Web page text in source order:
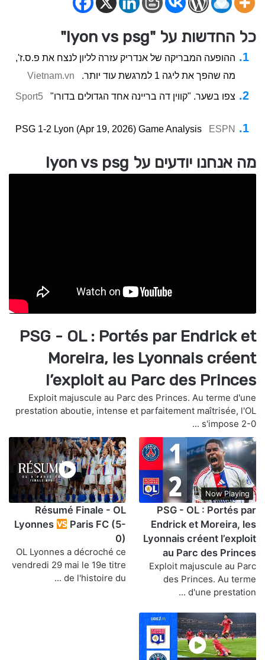
כל החדשות על "lyon vs psg"
ההופעה המבריקה של אנדריק עזרה לליון לנצח את פ.ס.ז',
מה שהפך את ליגה 1 למרגשת עוד יותר.
Vietnam.vn
צפו בשער. "קווין דה בריינה אחד הגדולים בדורו" Sport5
PSG 1-2 Lyon (Apr 19, 2026) Game Analysis ESPN
מה אנחנו יודעים על lyon vs psg
PSG - OL : Portés par Endrick et
Moreira, les Lyonnais créent
l’exploit au Parc des Princes
Exploit majuscule au Parc des Princes. Au terme d'une
prestation aboutie, intense et parfaitement maîtrisée, l'OL
s'impose 2-0 ...
Now Playing
PSG - OL : Portés par
Endrick et Moreira, les
Lyonnais créent l’exploit
au Parc des Princes
Exploit majuscule au Parc
des Princes. Au terme
d'une prestation ...
Résumé Finale - OL
Lyonnes
Paris FC (5-
0)
OL Lyonnes a décroché ce
vendredi 29 mai le 19e titre
de l'histoire du ...